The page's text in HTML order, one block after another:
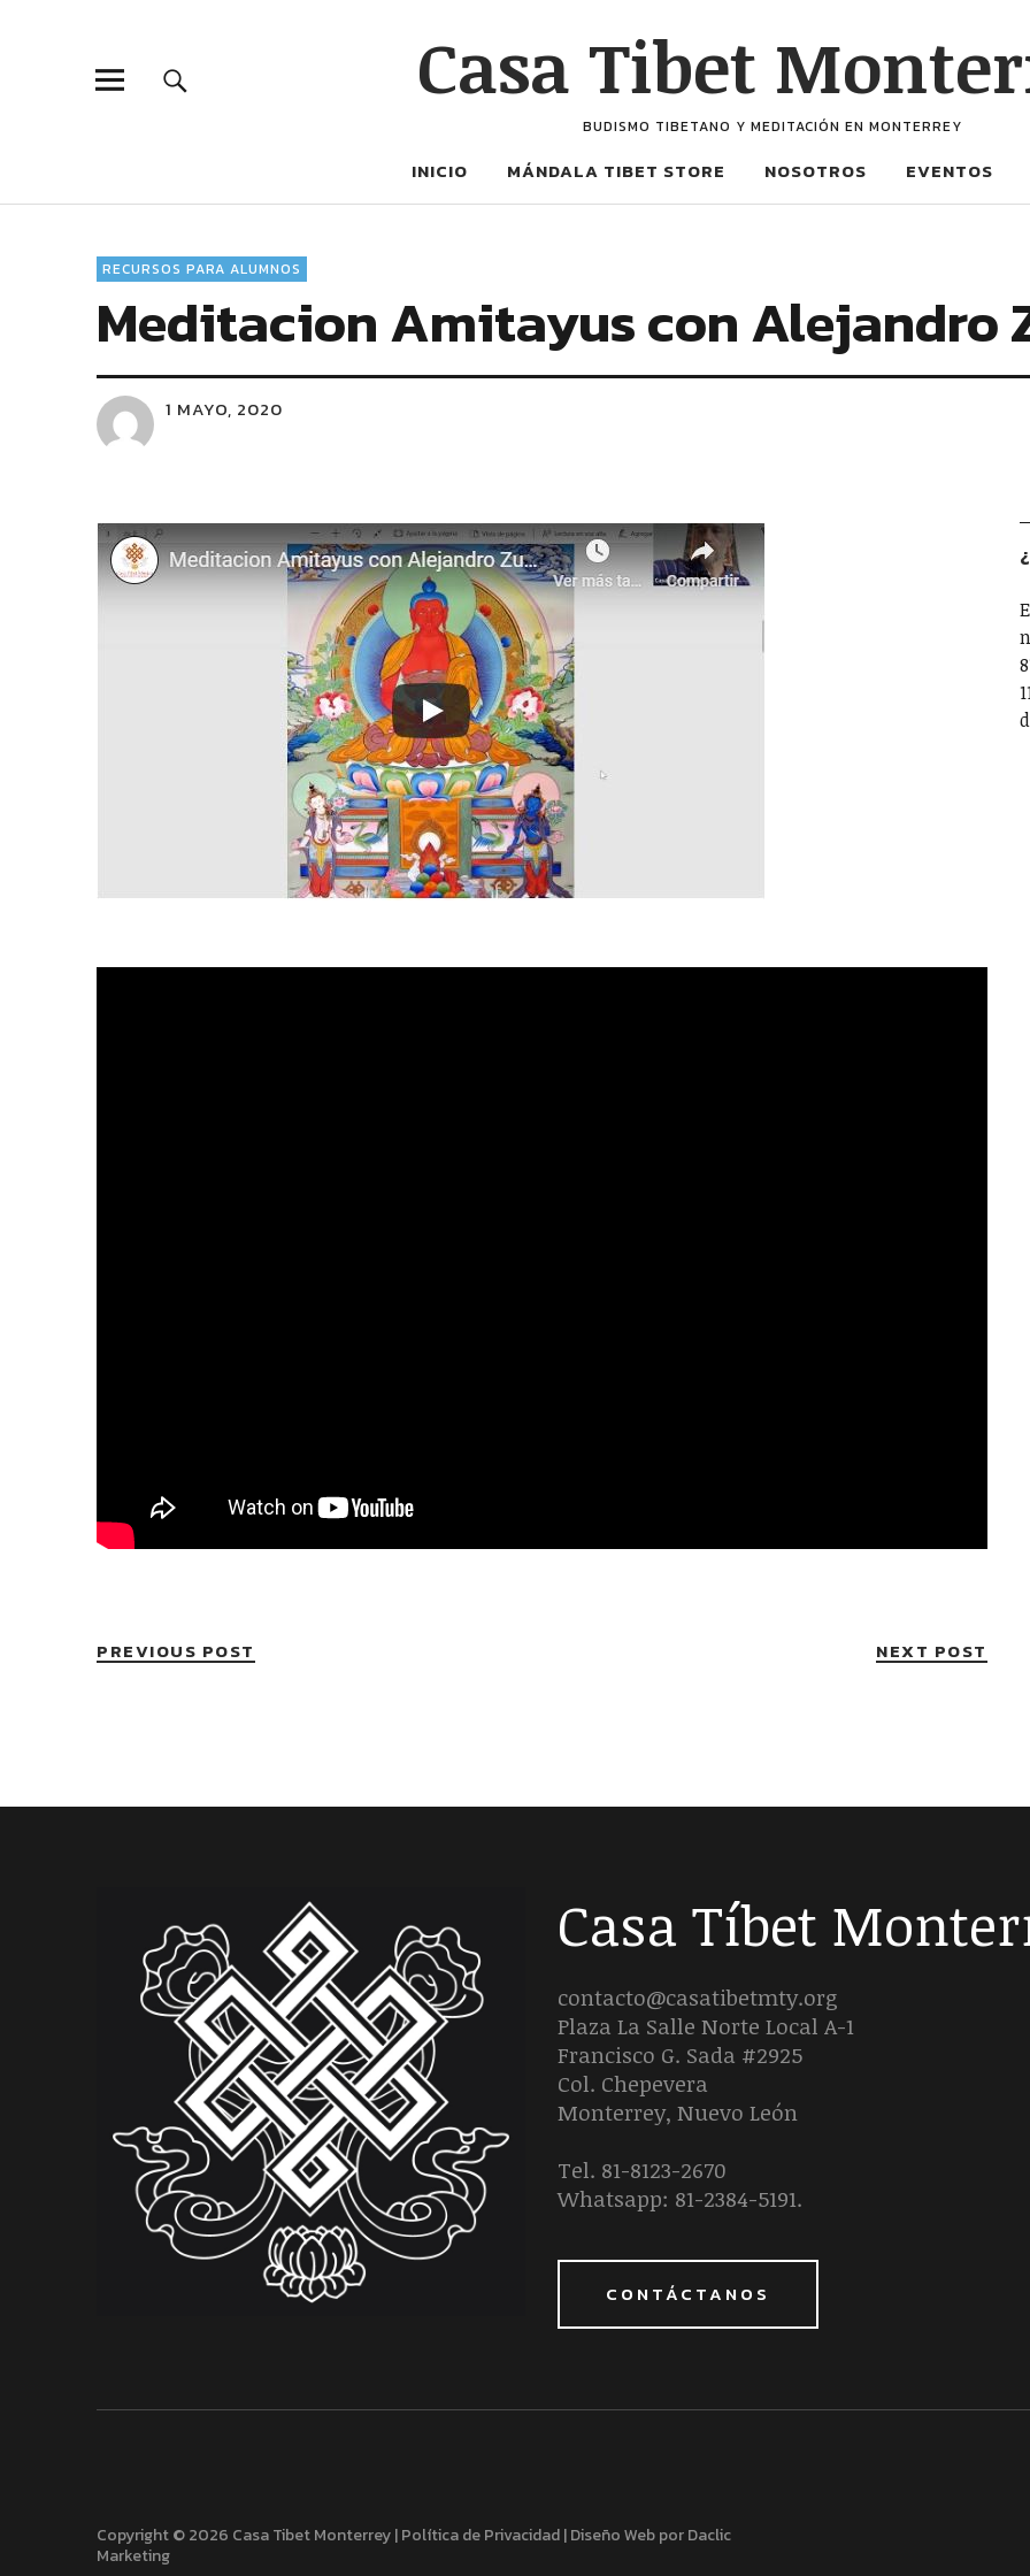
Casa Tibet
BUDISMO TIBETANO Y MEDITACIÓN EN MONTERREY
INICIO MÁNDALA TIBET STORE NOSOTROS EVENTOS
RECURSOS PARA ALUMNOS
Meditacion Amitayus con Alejandro
1 MAYO, 2020
PREVIOUS POST NEXT POST
Casa Tíbet
contacto@casatibetmty.org
Plaza La Salle Norte Local A-1
Francisco G. Sada #2925
Col. Chepevera
Monterrey, Nuevo León
Tel. 81-8123-2670
Whatsapp: 81-2384-5191.
CONTÁCTANOS
Copyright © 2026 Casa Tibet Monterrey |Política de Privacidad|Diseño Web por Daclic
Marketing